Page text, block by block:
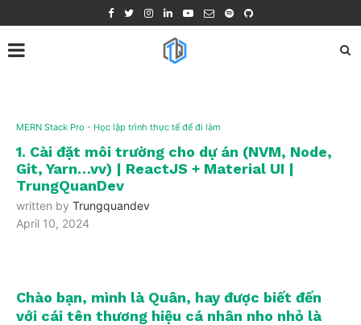
MERN Stack Pro - Học lập trình thực tế để đi làm
1. Cài đặt môi trường cho dự án (NVM, Node,
Git, Yarn…vv) | ReactJS + Material UI |
TrungQuanDev
written by Trungquandev
April 10, 2024
Chào bạn, mình là Quân, hay được biết đến
với cái tên thương hiệu cá nhân nho nhỏ là